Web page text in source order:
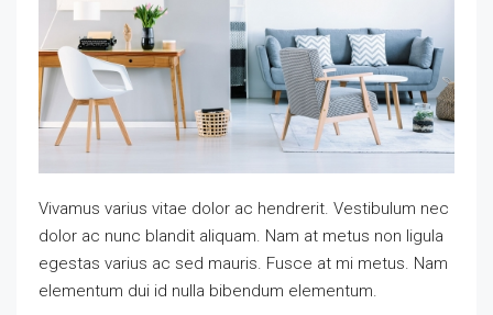
Vivamus varius vitae dolor ac hendrerit. Vestibulum nec
dolor ac nunc blandit aliquam. Nam at metus non ligula
egestas varius ac sed mauris. Fusce at mi metus. Nam
elementum dui id nulla bibendum elementum.